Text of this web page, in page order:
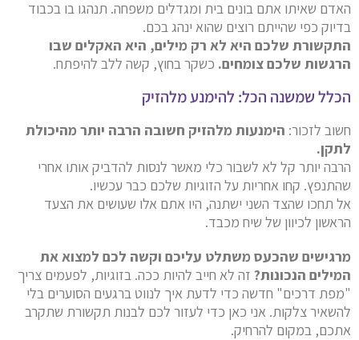
האדם שאיתו אתם בונים בית ומגדלים משפחה. תנהגו בו בכבוד
בדיוק כפי שהייתם רוצים שהוא ינהג בכם.
התקשורת שלכם היא לא רק מילים, היא האקלים שבו
הרגשות שלכם צומחים. כשקר בחוץ, קשה ללב להיפתח.
הכלל שמשנה הכל: להימנע מלהזיק
חשוב לזכור: הימנעות מלהזיק חשובה הרבה יותר מהיכולת
לתקן.
הרבה יותר קל לא לשבור כלי מאשר לנסות להדביק אותו אחרי
שהתנפץ. קחו אחריות על הזוגיות שלכם כבר עכשיו.
אל תחכו שהצד השני ישתנה, היו אתם אלו שעושים את הצעד
הראשון לכיוון של שיח מכבד.
מרגישים שהכעס משתלט עליכם וקשה לכם למצוא את
המילים הנכונות? זה לא חייב להיות ככה. בזוגיות, לפעמים צריך
"מפת דרכים" חדשה כדי לדעת איך לנווט ברגעים הסוערים בלי
להשאיר צלקות. אני כאן כדי לעזור לכם לבנות תקשורת שתקרב
אתכם, במקום להרחיק.